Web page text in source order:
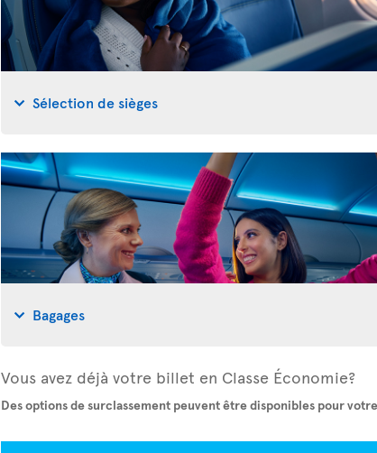
Sélection de sièges
Bagages
Vous avez déjà votre billet en Classe Économie?
Des options de surclassement peuvent être disponibles pour